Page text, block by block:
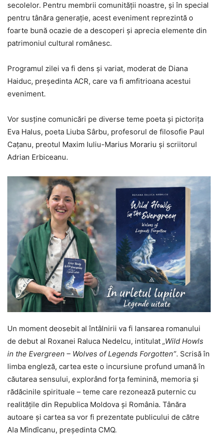
secolelor. Pentru membrii comunității noastre, și în special
pentru tânăra generație, acest eveniment reprezintă o
foarte bună ocazie de a descoperi și aprecia elemente din
patrimoniul cultural românesc.
Programul zilei va fi dens și variat, moderat de Diana
Haiduc, președinta ACR, care va fi amfitrioana acestui
eveniment.
Vor susține comunicări pe diverse teme poeta și pictorița
Eva Halus, poeta Liuba Sârbu, profesorul de filosofie Paul
Cațanu, preotul Maxim Iuliu-Marius Morariu și scriitorul
Adrian Erbiceanu.
Un moment deosebit al întâlnirii va fi lansarea romanului
de debut al Roxanei Raluca Nedelcu, intitulat „Wild Howls
in the Evergreen – Wolves of Legends Forgotten”. Scrisă în
limba engleză, cartea este o incursiune profund umană în
căutarea sensului, explorând forța feminină, memoria și
rădăcinile spirituale – teme care rezonează puternic cu
realitățile din Republica Moldova și România. Tânăra
autoare și cartea sa vor fi prezentate publicului de către
Ala Mîndîcanu, președinta CMQ.